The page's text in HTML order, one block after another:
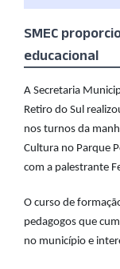
SMEC
educacional
A Secretaria
Retiro do Sul
nos turnos da
Cultura no Parque
com a palestrante
O curso de
pedagogos que
no município e